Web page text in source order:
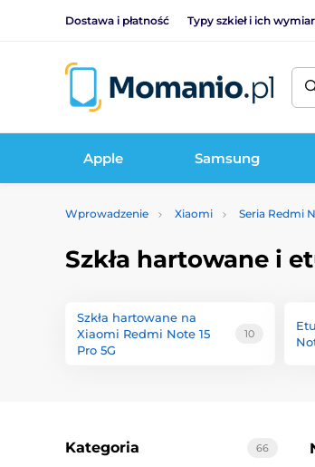
Dostawa i płatność Typy szkieł i ich
Apple Samsung
Wprowadzenie Xiaomi Seria Redmi
Szkła hartowane i
Szkła hartowane na
Xiaomi Redmi Note 15
Pro 5G
10
66
Kategoria